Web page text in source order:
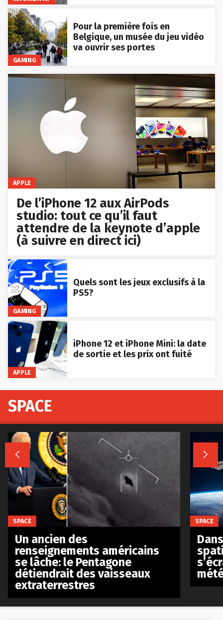
GAMING
Pour la première fois en
Belgique, un musée du jeu vidéo
va ouvrir ses portes
APPLE
De l’iPhone 12 aux AirPods
studio: tout ce qu’il faut
attendre de la keynote d’apple
(à suivre en direct ici)
GAMING
Quels sont les jeux exclusifs à la
PS5?
APPLE
iPhone 12 et iPhone Mini: la date
de sortie et les prix ont fuité
SPACE
 
SPACE
Un ancien des
renseignements américains
se lâche: le Pentagone
détiendrait des vaisseaux
extraterrestres
SPACE